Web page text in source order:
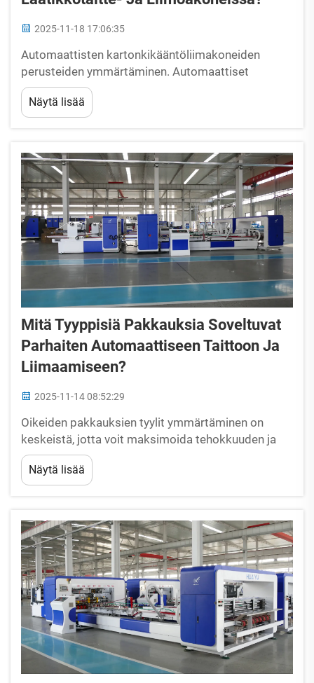
2025-11-18 17:06:35
Automaattisten kartonkikääntöliimakoneiden
perusteiden ymmärtäminen. Automaattiset
kartonkikääntöliimakoneet on suunniteltu
tehostamaan pakkauksen valmistusta ja tekemään
siitä johdonmukaisempaa. Nämä koneet hoitavat
niputuksen yhdessä jatk...
Näytä lisää
Mitä Tyyppisiä Pakkauksia Soveltuvat
Parhaiten Automaattiseen Taittoon Ja
Liimaamiseen?
2025-11-14 08:52:29
Oikeiden pakkauksien tyylit ymmärtäminen on
keskeistä, jotta voit maksimoida tehokkuuden ja
tuotannon laadun automaattisessa taitto- ja
liimauskoneessa. Nämä koneet ovat erinomaisia
pakkaustöiden nopeuttamisessa, mutta ne toimivat
Näytä lisää